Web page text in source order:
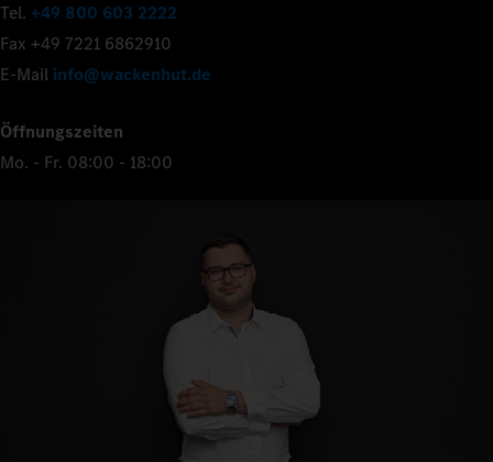
Tel. +49 800 603 2222
Fax +49 7221 6862910
E-Mail info@wackenhut.de
Öffnungszeiten
Mo. - Fr. 08:00 - 18:00